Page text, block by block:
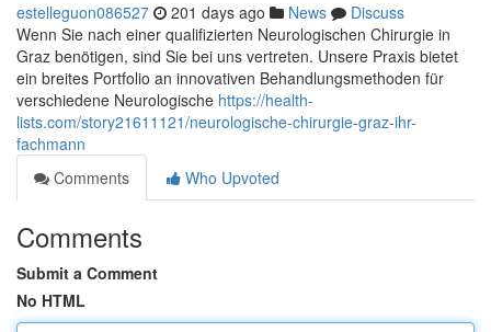
estelleguon086527 201 days ago News
Discuss
Wenn Sie nach einer qualifizierten Neurologischen Chirurgie in
Graz benötigen, sind Sie bei uns vertreten. Unsere Praxis bietet
ein breites Portfolio an innovativen Behandlungsmethoden für
verschiedene Neurologische https://health-
lists.com/story21611121/neurologische-chirurgie-graz-ihr-
fachmann
Comments
Who Upvoted
Comments
Submit a Comment
No HTML